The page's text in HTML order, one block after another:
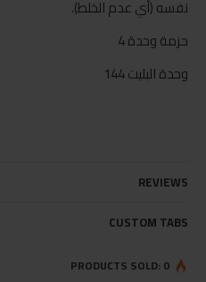
نفسه (أي عدم الخلط).
حزمة وحدة 4
وحدة البليت 144
REVIEWS
CUSTOM TABS
PRODUCTS SOLD: 0